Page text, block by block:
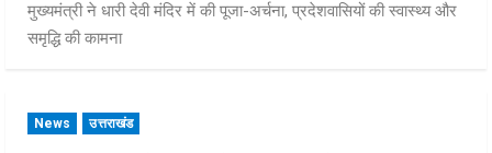
मुख्यमंत्री ने धारी देवी मंदिर में की पूजा-अर्चना, प्रदेशवासियों की स्वास्थ्य और
समृद्धि की कामना
News उत्तराखंड